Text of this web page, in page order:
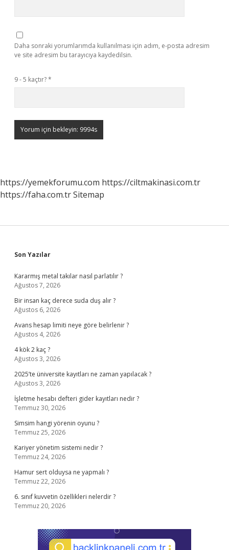
Daha sonraki yorumlarımda kullanılması için adım, e-posta adresim
ve site adresim bu tarayıcıya kaydedilsin.
9 - 5 kaçtır?*
https://yemekforumu.com https://ciltmakinasi.com.tr
https://faha.com.trSitemap
Sidebar
Son Yazılar
Kararmış metal takılar nasıl parlatılır ?
Ağustos 7, 2026
Bir insan kaç derece suda duş alır ?
Ağustos 6, 2026
Avans hesap limiti neye göre belirlenir ?
Ağustos 4, 2026
4 kök 2 kaç ?
Ağustos 3, 2026
2025’te üniversite kayıtları ne zaman yapılacak ?
Ağustos 3, 2026
İşletme hesabı defteri gider kayıtları nedir ?
Temmuz 30, 2026
Simsim hangi yörenin oyunu ?
Temmuz 25, 2026
Kariyer yönetim sistemi nedir ?
Temmuz 24, 2026
Hamur sert olduysa ne yapmalı ?
Temmuz 22, 2026
6. sınıf kuvvetin özellikleri nelerdir ?
Temmuz 20, 2026